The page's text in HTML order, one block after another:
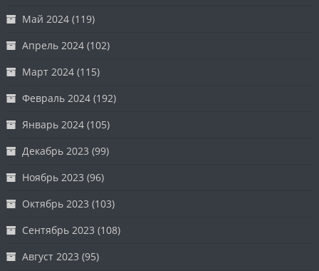
Май 2024 (119)
Апрель 2024 (102)
Март 2024 (115)
Февраль 2024 (192)
Январь 2024 (105)
Декабрь 2023 (99)
Ноябрь 2023 (96)
Октябрь 2023 (103)
Сентябрь 2023 (108)
Август 2023 (95)